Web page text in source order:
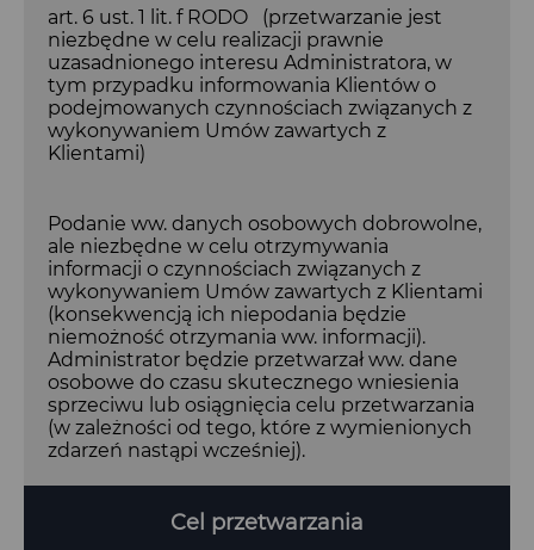
art. 6 ust. 1 lit. f RODO (przetwarzanie jest
niezbędne w celu realizacji prawnie
uzasadnionego interesu Administratora, w
tym przypadku informowania Klientów o
podejmowanych czynnościach związanych z
wykonywaniem Umów zawartych z
Klientami)
Podanie ww. danych osobowych dobrowolne,
ale niezbędne w celu otrzymywania
informacji o czynnościach związanych z
wykonywaniem Umów zawartych z Klientami
(konsekwencją ich niepodania będzie
niemożność otrzymania ww. informacji).
Administrator będzie przetwarzał ww. dane
osobowe do czasu skutecznego wniesienia
sprzeciwu lub osiągnięcia celu przetwarzania
(w zależności od tego, które z wymienionych
zdarzeń nastąpi wcześniej).
Cel przetwarzania